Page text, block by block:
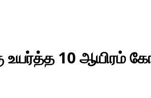
10 ஆயிரம்